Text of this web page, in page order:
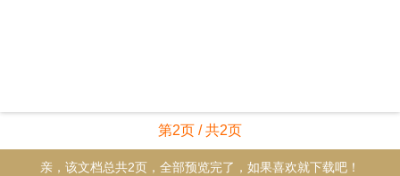
第2页 / 共2页
亲，该文档总共2页，全部预览完了，如果喜欢就下载吧！